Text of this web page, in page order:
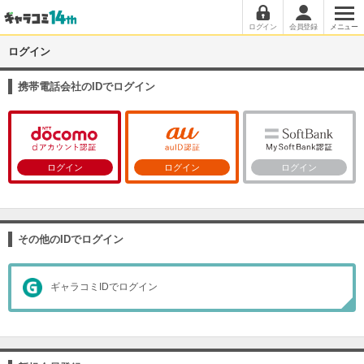
ログイン 会員登録 メニュー
ログイン
携帯電話会社のIDでログイン
ログイン ログイン ログイン
その他のIDでログイン
ギャラコミIDでログイン